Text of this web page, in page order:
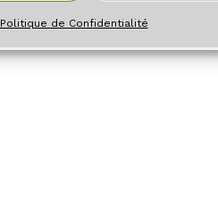
Politique de Confidentialité